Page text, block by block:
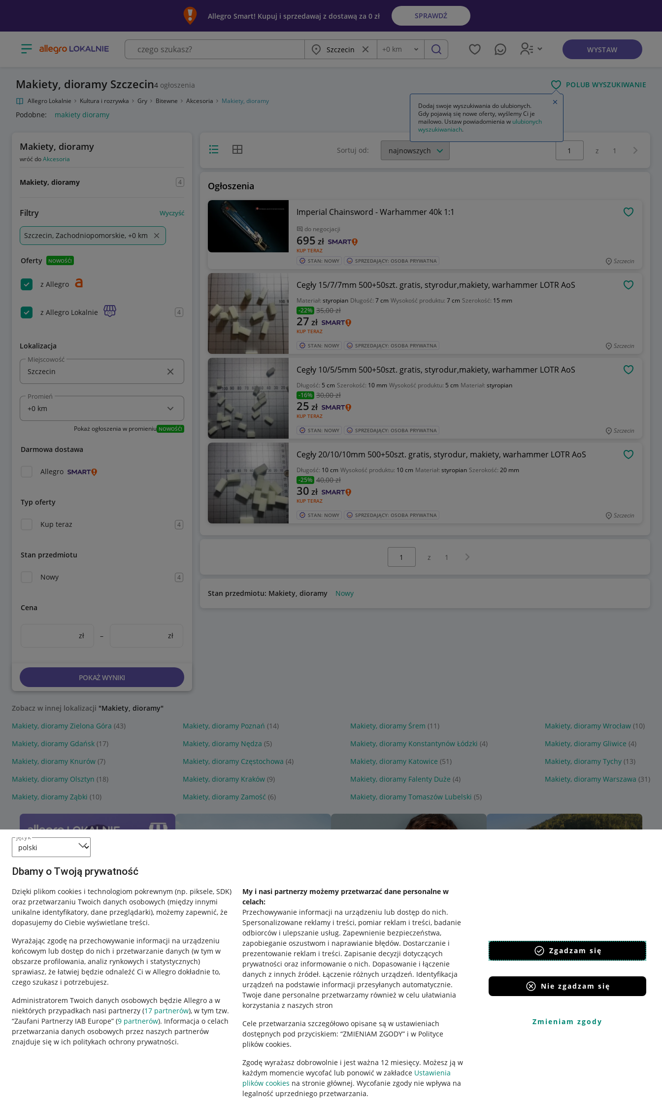
język
Dbamy o Twoją prywatność
Dzięki plikom cookies i technologiom pokrewnym (np. piksele, SDK)
oraz przetwarzaniu Twoich danych osobowych (między innymi
unikalne identyfikatory, dane przeglądarki), możemy zapewnić, że
dopasujemy do Ciebie wyświetlane treści.
Wyrażając zgodę na przechowywanie informacji na urządzeniu
końcowym lub dostęp do nich i przetwarzanie danych (w tym w
obszarze profilowania, analiz rynkowych i statystycznych)
sprawiasz, że łatwiej będzie odnaleźć Ci w Allegro dokładnie to,
czego szukasz i potrzebujesz.
Administratorem Twoich danych osobowych będzie Allegro a w
niektórych przypadkach nasi partnerzy (17 partnerów), w tym tzw.
“Zaufani Partnerzy IAB Europe” (9 partnerów). Informacja o celach
przetwarzania danych osobowych przez naszych partnerów
znajduje się w ich politykach ochrony prywatności.
My i nasi partnerzy możemy przetwarzać dane personalne w
celach:
Przechowywanie informacji na urządzeniu lub dostęp do nich.
Spersonalizowane reklamy i treści, pomiar reklam i treści, badanie
odbiorców i ulepszanie usług. Zapewnienie bezpieczeństwa,
zapobieganie oszustwom i naprawianie błędów. Dostarczanie i
prezentowanie reklam i treści. Zapisanie decyzji dotyczących
prywatności oraz informowanie o nich. Dopasowanie i łączenie
danych z innych źródeł. Łączenie różnych urządzeń. Identyfikacja
urządzeń na podstawie informacji przesyłanych automatycznie.
Twoje dane personalne przetwarzamy również w celu ułatwiania
korzystania z naszych stron
Cele przetwarzania szczegółowo opisane są w ustawieniach
dostępnych pod przyciskiem: “ZMIENIAM ZGODY” i w Polityce
plików cookies.
Zgodę wyrażasz dobrowolnie i jest ważna 12 miesięcy. Możesz ją w
każdym momencie wycofać lub ponowić w zakładce Ustawienia
plików cookies na stronie głównej. Wycofanie zgody nie wpływa na
legalność uprzedniego przetwarzania.
Zgadzam się
Nie zgadzam się
Zmieniam zgody
Allegro Smart! Kupuj i sprzedawaj z dostawą za 0 zł SPRAWDŹ
Otwórz menu z kategoriami Miasto Wyczyść frazę
Odległość
+0 km szukaj WYSTAW
Makiety, dioramy Szczecin4 ogłoszenia POLUB WYSZUKIWANIE
Allegro Lokalnie Kultura i rozrywka Gry Bitewne Akcesoria Makiety, dioramy
Podobne: makiety dioramy
Makiety, dioramy
wróć doAkcesoria
Makiety, dioramy 4
Filtry Wyczyść
Szczecin, Zachodniopomorskie, +0 km
Oferty NOWOŚĆ!
z Allegro
z Allegro Lokalnie 4
Lokalizacja
Miejscowość
Promień
Pokaż ogłoszenia w promieniu NOWOŚĆ!
Darmowa dostawa
Allegro
Typ oferty
Kup teraz 4
Stan przedmiotu
Nowy 4
Cena
zł – zł
POKAŻ WYNIKI
Widok listyWidok siatki Sortuj od:
Wybierz stronę:
z 1
Ogłoszenia
Imperial Chainsword - Warhammer 40k 1:1
do negocjacji
KUP TERAZ
695 zł
STAN: NOWY SPRZEDAJĄCY: OSOBA PRYWATNA Szczecin
Cegły 15/7/7mm 500+50szt. gratis, styrodur,makiety, warhammer LOTR AoS
Materiał: styropian Długość: 7 cm Wysokość produktu: 7 cm Szerokość: 15 mm
-22% 35,00 zł
KUP TERAZ
27 zł
STAN: NOWY SPRZEDAJĄCY: OSOBA PRYWATNA Szczecin
Cegły 10/5/5mm 500+50szt. gratis, styrodur,makiety, warhammer LOTR AoS
Długość: 5 cm Szerokość: 10 mm Wysokość produktu: 5 cm Materiał: styropian
-16% 30,00 zł
KUP TERAZ
25 zł
STAN: NOWY SPRZEDAJĄCY: OSOBA PRYWATNA Szczecin
Cegły 20/10/10mm 500+50szt. gratis, styrodur, makiety, warhammer LOTR AoS
Długość: 10 cm Wysokość produktu: 10 cm Materiał: styropian Szerokość: 20 mm
-25% 40,00 zł
KUP TERAZ
30 zł
STAN: NOWY SPRZEDAJĄCY: OSOBA PRYWATNA Szczecin
z 1 Następna strona
Stan przedmiotu: Makiety, dioramy Nowy
Zobacz w innej lokalizacji "Makiety, dioramy"
Makiety, dioramy Zielona Góra (43) Makiety, dioramy Poznań (14) Makiety, dioramy Śrem (11) Makiety, dioramy Wrocław (10)
Makiety, dioramy Gdańsk (17) Makiety, dioramy Nędza (5) Makiety, dioramy Konstantynów Łódzki (4) Makiety, dioramy Gliwice (4)
Makiety, dioramy Knurów (7) Makiety, dioramy Częstochowa (4) Makiety, dioramy Katowice (51) Makiety, dioramy Tychy (13)
Makiety, dioramy Olsztyn (18) Makiety, dioramy Kraków (9) Makiety, dioramy Falenty Duże (4) Makiety, dioramy Warszawa (31)
Makiety, dioramy Ząbki (10) Makiety, dioramy Zamość (6) Makiety, dioramy Tomaszów Lubelski (5)
Przydatne informacje
Jak to działa
Napisz do nas
Allegro Gadane dla sprzedających
Regulamin
Polityka plików "cookies"
Ustawienia plików "cookies"
Udostępnianie lokalizacji
Informacje dla Aktu o Usługach Cyfrowych
Pobierz aplikację
Dodaj swoje wyszukiwania do ulubionych.
Gdy pojawią się nowe oferty, wyślemy Ci je
mailowo. Ustaw powiadomienia w ulubionych
wyszukiwaniach.
Zamknij wskazówkę